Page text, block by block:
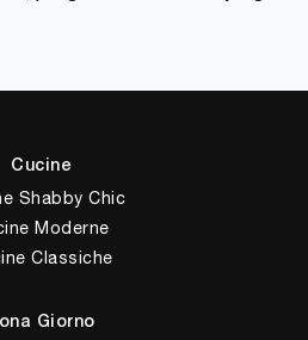
Cucine
Shabby Chic
Moderne
Classiche
Giorno